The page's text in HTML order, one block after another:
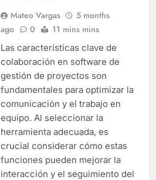
Mateo Vargas
5 months
ago
0 11 mins mins
Las características clave de
colaboración en software de
gestión de proyectos son
fundamentales para optimizar la
comunicación y el trabajo en
equipo. Al seleccionar la
herramienta adecuada, es
crucial considerar cómo estas
funciones pueden mejorar la
interacción y el seguimiento del